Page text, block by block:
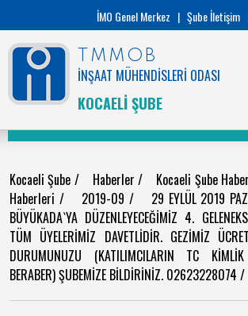
İMO Genel Merkez | Şube İletişim
TMMOB
İNŞAAT MÜHENDİSLERİ ODASI
KOCAELİ ŞUBE
Kocaeli Şube / Haberler/ Kocaeli Şube
Haberleri / 2019-09 / 29 EYLÜL 2019
BÜYÜKADA`YA DÜZENLEYECEĞİMİZ 4.
TÜM ÜYELERİMİZ DAVETLİDİR. GEZİMİZ
DURUMUNUZU (KATILIMCILARIN TC
BERABER) ŞUBEMİZE BİLDİRİNİZ. 02623228074 /